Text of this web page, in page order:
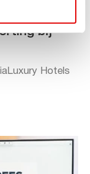
bij
Hotels